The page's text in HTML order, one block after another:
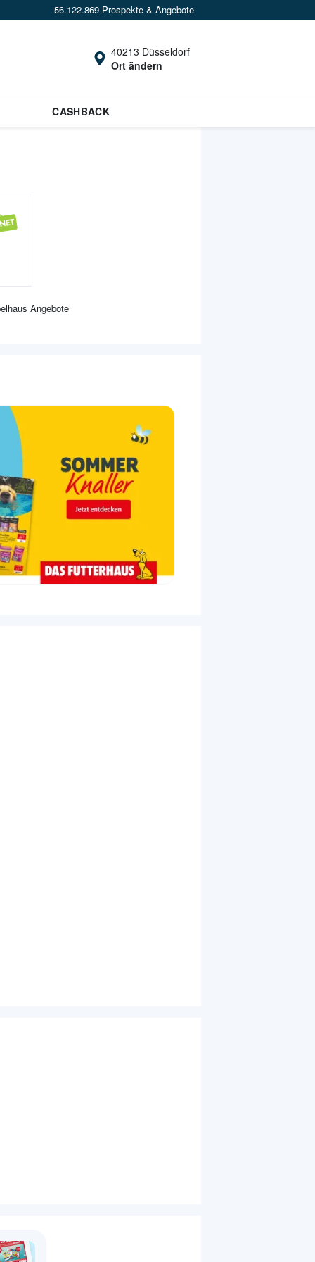
56.122.869 Prospekte & Angebote
40213 Düsseldorf
Ort ändern
CASHBACK
Angebote